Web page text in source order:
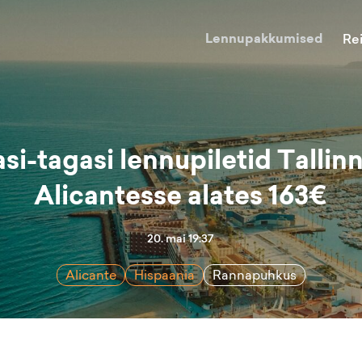
Lennupakkumised
tagasi lennupiletid
Alicantesse alates 163€
20. mai 19:37
Alicante Hispaania Rannapuhkus